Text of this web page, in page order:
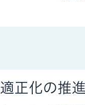
正化の推